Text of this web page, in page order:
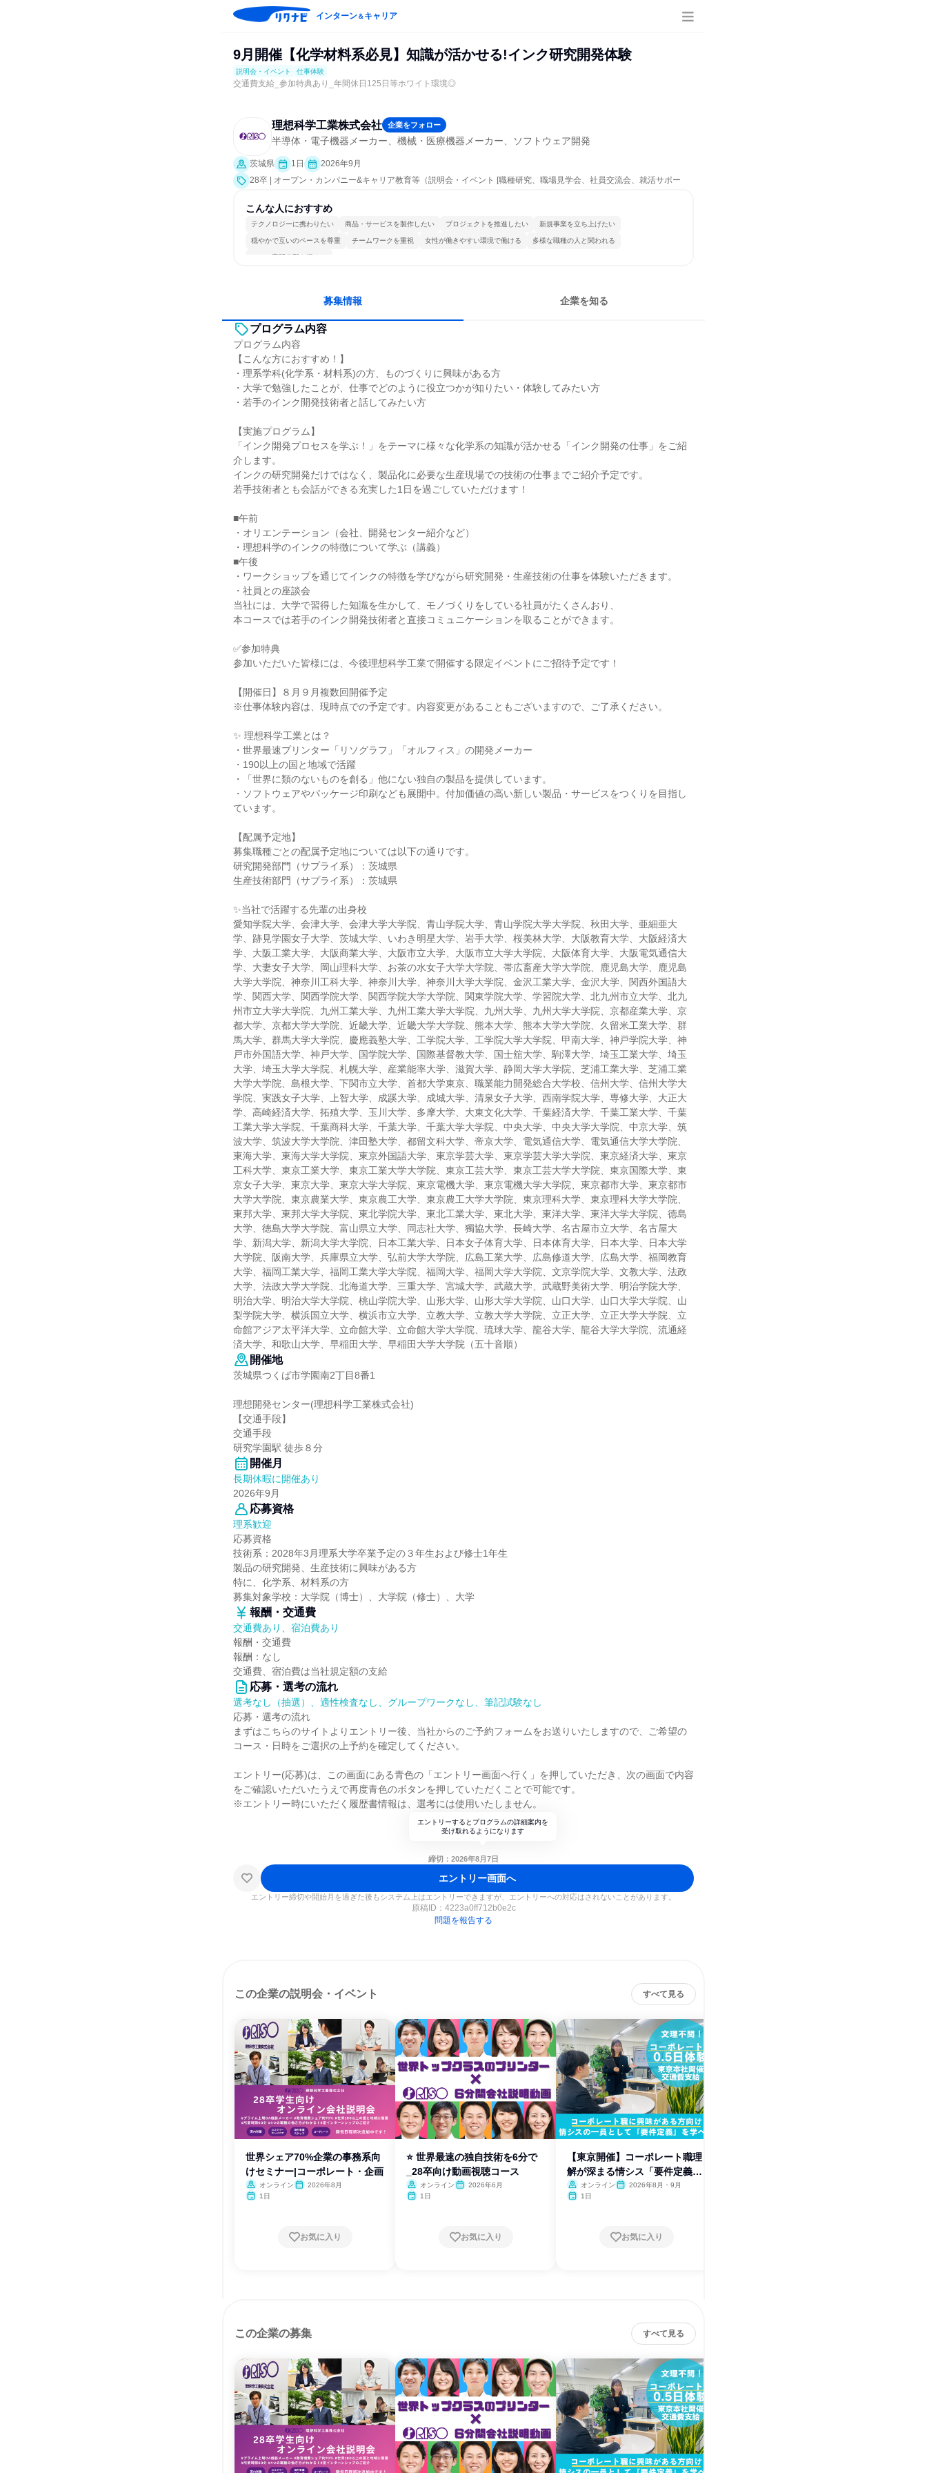
インターン＆キャリア
9月開催【化学材料系必見】知識が活かせる!インク研究開発体験
説明会・イベント 仕事体験
交通費支給_参加特典あり_年間休日125日等ホワイト環境◎
理想科学工業株式会社 企業をフォロー
半導体・電子機器メーカー、機械・医療機器メーカー、ソフトウェア開発
茨城県 1日
2026年9月
28卒 | オープン・カンパニー&キャリア教育等（説明会・イベント [職種研究、職場見学会、社員交流会、就活サポー
こんな人におすすめ
テクノロジーに携わりたい 商品・サービスを製作したい プロジェクトを推進したい 新規事業を立ち上げたい
穏やかで互いのペースを尊重 チームワークを重視 女性が働きやすい環境で働ける 多様な職種の人と関われる
一つの専門分野を極める
募集情報 企業を知る
プログラム内容
プログラム内容
【こんな方におすすめ！】
・理系学科(化学系・材料系)の方、ものづくりに興味がある方
・大学で勉強したことが、仕事でどのように役立つかが知りたい・体験してみたい方
・若手のインク開発技術者と話してみたい方
【実施プログラム】
「インク開発プロセスを学ぶ！」をテーマに様々な化学系の知識が活かせる「インク開発の仕事」をご紹
介します。
インクの研究開発だけではなく、製品化に必要な生産現場での技術の仕事までご紹介予定です。
若手技術者とも会話ができる充実した1日を過ごしていただけます！
■午前
・オリエンテーション（会社、開発センター紹介など）
・理想科学のインクの特徴について学ぶ（講義）
■午後
・ワークショップを通じてインクの特徴を学びながら研究開発・生産技術の仕事を体験いただきます。
・社員との座談会
当社には、大学で習得した知識を生かして、モノづくりをしている社員がたくさんおり、
本コースでは若手のインク開発技術者と直接コミュニケーションを取ることができます。
✅参加特典
参加いただいた皆様には、今後理想科学工業で開催する限定イベントにご招待予定です！
【開催日】８月９月複数回開催予定
※仕事体験内容は、現時点での予定です。内容変更があることもございますので、ご了承ください。
✨ 理想科学工業とは？
・世界最速プリンター「リソグラフ」「オルフィス」の開発メーカー
・190以上の国と地域で活躍
・「世界に類のないものを創る」他にない独自の製品を提供しています。
・ソフトウェアやパッケージ印刷なども展開中。付加価値の高い新しい製品・サービスをつくりを目指し
ています。
【配属予定地】
募集職種ごとの配属予定地については以下の通りです。
研究開発部門（サプライ系）：茨城県
生産技術部門（サプライ系）：茨城県
✨当社で活躍する先輩の出身校
愛知学院大学、会津大学、会津大学大学院、青山学院大学、青山学院大学大学院、秋田大学、亜細亜大
学、跡見学園女子大学、茨城大学、いわき明星大学、岩手大学、桜美林大学、大阪教育大学、大阪経済大
学、大阪工業大学、大阪商業大学、大阪市立大学、大阪市立大学大学院、大阪体育大学、大阪電気通信大
学、大妻女子大学、岡山理科大学、お茶の水女子大学大学院、帯広畜産大学大学院、鹿児島大学、鹿児島
大学大学院、神奈川工科大学、神奈川大学、神奈川大学大学院、金沢工業大学、金沢大学、関西外国語大
学、関西大学、関西学院大学、関西学院大学大学院、関東学院大学、学習院大学、北九州市立大学、北九
州市立大学大学院、九州工業大学、九州工業大学大学院、九州大学、九州大学大学院、京都産業大学、京
都大学、京都大学大学院、近畿大学、近畿大学大学院、熊本大学、熊本大学大学院、久留米工業大学、群
馬大学、群馬大学大学院、慶應義塾大学、工学院大学、工学院大学大学院、甲南大学、神戸学院大学、神
戸市外国語大学、神戸大学、国学院大学、国際基督教大学、国士舘大学、駒澤大学、埼玉工業大学、埼玉
大学、埼玉大学大学院、札幌大学、産業能率大学、滋賀大学、静岡大学大学院、芝浦工業大学、芝浦工業
大学大学院、島根大学、下関市立大学、首都大学東京、職業能力開発総合大学校、信州大学、信州大学大
学院、実践女子大学、上智大学、成蹊大学、成城大学、清泉女子大学、西南学院大学、専修大学、大正大
学、高崎経済大学、拓殖大学、玉川大学、多摩大学、大東文化大学、千葉経済大学、千葉工業大学、千葉
工業大学大学院、千葉商科大学、千葉大学、千葉大学大学院、中央大学、中央大学大学院、中京大学、筑
波大学、筑波大学大学院、津田塾大学、都留文科大学、帝京大学、電気通信大学、電気通信大学大学院、
東海大学、東海大学大学院、東京外国語大学、東京学芸大学、東京学芸大学大学院、東京経済大学、東京
工科大学、東京工業大学、東京工業大学大学院、東京工芸大学、東京工芸大学大学院、東京国際大学、東
京女子大学、東京大学、東京大学大学院、東京電機大学、東京電機大学大学院、東京都市大学、東京都市
大学大学院、東京農業大学、東京農工大学、東京農工大学大学院、東京理科大学、東京理科大学大学院、
東邦大学、東邦大学大学院、東北学院大学、東北工業大学、東北大学、東洋大学、東洋大学大学院、徳島
大学、徳島大学大学院、富山県立大学、同志社大学、獨協大学、長崎大学、名古屋市立大学、名古屋大
学、新潟大学、新潟大学大学院、日本工業大学、日本女子体育大学、日本体育大学、日本大学、日本大学
大学院、阪南大学、兵庫県立大学、弘前大学大学院、広島工業大学、広島修道大学、広島大学、福岡教育
大学、福岡工業大学、福岡工業大学大学院、福岡大学、福岡大学大学院、文京学院大学、文教大学、法政
大学、法政大学大学院、北海道大学、三重大学、宮城大学、武蔵大学、武蔵野美術大学、明治学院大学、
明治大学、明治大学大学院、桃山学院大学、山形大学、山形大学大学院、山口大学、山口大学大学院、山
梨学院大学、横浜国立大学、横浜市立大学、立教大学、立教大学大学院、立正大学、立正大学大学院、立
命館アジア太平洋大学、立命館大学、立命館大学大学院、琉球大学、龍谷大学、龍谷大学大学院、流通経
済大学、和歌山大学、早稲田大学、早稲田大学大学院（五十音順）
開催地
茨城県つくば市学園南2丁目8番1
理想開発センター(理想科学工業株式会社)
【交通手段】
交通手段
研究学園駅 徒歩８分
開催月
長期休暇に開催あり
2026年9月
応募資格
理系歓迎
応募資格
技術系：2028年3月理系大学卒業予定の３年生および修士1年生
製品の研究開発、生産技術に興味がある方
特に、化学系、材料系の方
募集対象学校：大学院（博士）、大学院（修士）、大学
報酬・交通費
交通費あり、宿泊費あり
報酬・交通費
報酬：なし
交通費、宿泊費は当社規定額の支給
応募・選考の流れ
選考なし（抽選）、適性検査なし、グループワークなし、筆記試験なし
応募・選考の流れ
まずはこちらのサイトよりエントリー後、当社からのご予約フォームをお送りいたしますので、ご希望の
コース・日時をご選択の上予約を確定してください。
エントリー(応募)は、この画面にある青色の「エントリー画面へ行く」を押していただき、次の画面で内容
をご確認いただいたうえで再度青色のボタンを押していただくことで可能です。
※エントリー時にいただく履歴書情報は、選考には使用いたしません。
エントリーするとプログラムの詳細案内を
受け取れるようになります
締切：2026年8月7日
エントリー画面へ
エントリー締切や開始月を過ぎた後もシステム上はエントリーできますが、エントリーへの対応はされないことがあります。
原稿ID： 4223a0ff712b0e2c
問題を報告する
この企業の説明会・イベント すべて見る
世界シェア70%企業の事務系向
けセミナー|コーポレート・企画
オンライン
2026年8月
1日
お気に入り
⭐ 世界最速の独自技術を6分で
_28卒向け動画視聴コース
オンライン
2026年6月
1日
お気に入り
【東京開催】コーポレート職理
解が深まる情シス「要件定義」
体験オンライン
2026年8月・9月
1日
お気に入り
この企業の募集 すべて見る